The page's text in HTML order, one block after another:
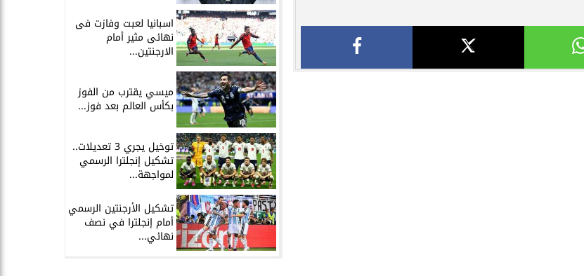
اسبانيا لعبت وفازت فى
نهائى مثير أمام
الارجنتين...
ميسي يقترب من الفوز
بكأس العالم بعد فوز...
توخيل يجري 3 تعديلات..
تشكيل إنجلترا الرسمي
لمواجهة...
تشكيل الأرجنتين الرسمي
أمام إنجلترا في نصف
نهائي...